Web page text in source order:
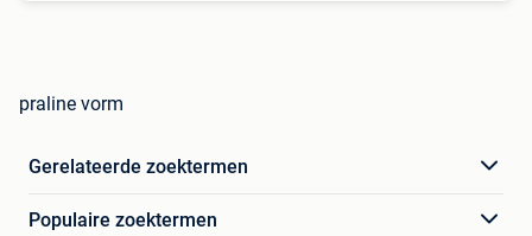
praline vorm
Gerelateerde zoektermen
Populaire zoektermen